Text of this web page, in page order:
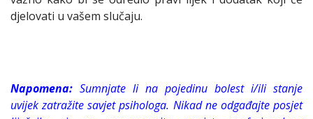
djelovati u vašem slučaju.
Napomena: Sumnjate li na pojedinu bolest i/ili stanje
uvijek zatražite savjet psihologa. Nikad ne odgađajte posjet